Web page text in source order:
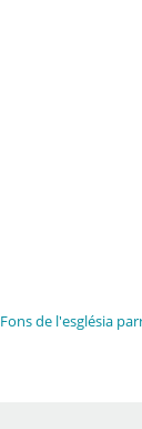
Fons de l'església